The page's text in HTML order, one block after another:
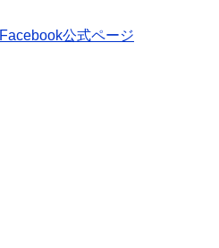
Facebook公式ページ